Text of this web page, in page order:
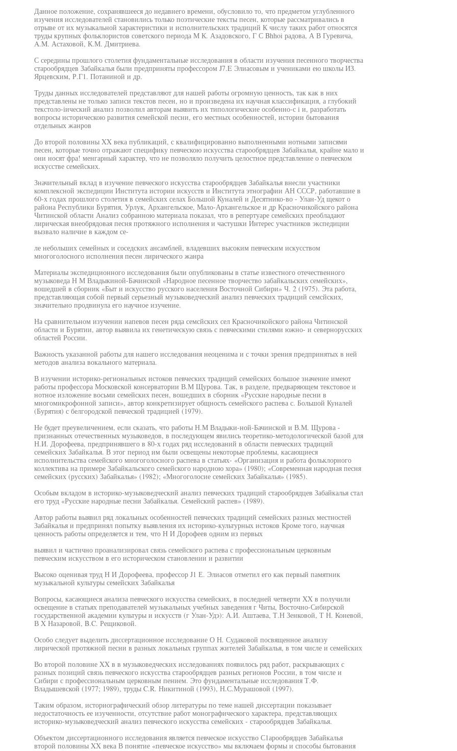
Данное положение, сохранявшееся до недавнего времени, обусловило то, что предметом углубленного
изучения исследователей становились только поэтические тексты песен, которые рассматривались в
отрыве от их музыкальной характеристики и исполнительских традиций К числу таких работ относятся
труды крупных фольклористов советского периода М К. Азадовского, Г С Bhhoi радова, А В Гуревича,
A.M. Астаховой, К.М. Дмитриева.
С середины прошлого столетия фундаментальные исследования в области изучения песенного творчества
старообрядцев Забайкалья были предприняты профессором J7.E Элиасовым и учениками ею школы ИЗ.
Ярцевским, Р.Г1. Потаниной и др.
Труды данных исследователей представляют для нашей работы огромную ценность, так как в них
представлены не только записи текстов песен, но и произведена их научная классификация, а глубокий
текстоло-iический анализ позволил авторам выявить их типологические особенно-с i и, разработать
вопросы историческою развития семейской песни, его местных особенностей, истории бытования
отдельных жанров
До второй половины XX века публикаций, с квалифицированно выполненными нотными записями
песен, которые точно отражают специфику певческою искусства старообрядцев Забайкалья, крайне мало и
они носят фра! менгарный характер, что не позволяло получить целостное представление о певческом
искусстве семейских.
Значительный вклад в изучение певческого искусства старообрядцев Забайкалья внесли участники
комплексной экспедиции Института истории искусств и Института этнографии АН СССР, работавшие в
60-х годах прошлого столетия в семейских селах Большой Куналей и Десятнико-во - Улан-Уд щекот о
района Республики Бурятия, Урлук, Архангельское, Мало-Архангельское и др Красночикойского района
Читинской области Анализ собранною материала показал, что в репертуаре семейских преобладают
лирическая внеобрядовая песня протяжного исполнения и частушки Интерес участников экспедиции
вызвало наличие в каждом се-
ле небольших семейных и соседских ансамблей, владевших высоким певческим искусством
многоголосного исполнения песен лирического жанра
Материалы экспедиционного исследования были опубликованы в статье известного отечественного
музыковеда Н М Владыкиной-Бачинской «Народное песенное творчество забайкальских семейских»,
вошедшей в сборник «Быт и искусство русского населения Восточной Сибири» Ч. 2 (1975). Эта работа,
представляющая собой первый серьезный музыковедческий анализ певческих традиций семсйских,
значительно продвинула его научное изучение.
На сравнительном изучении напевов песен ряда семсйских сел Красночикойского района Читинской
области и Бурятии, автор выявила их генетическую связь с певческими стилями южно- и севернорусских
областей России.
Важность указанной работы для нашего исследования неоценима и с точки зрения предпринятых в ней
методов анализа вокального материала.
В изучении историко-региональных истоков певческих традиций семейских большое значение имеют
работы профессора Московской консерватории В.М Щурова. Так, в разделе, предваряющем текстовое и
нотное изложение восьми семейских песен, вошедших в сборник «Русские народные песни в
многомикрофонной записи», автор конкретизирует общность семейского распева с. Большой Куналей
(Бурятия) с белгородской певческой традицией (1979).
Не будет преувеличением, если сказать, что работы Н.М Владыки-ной-Бачинской и В.М. Щурова -
признанных отечественных музыковедов, в последующем явились теоретико-методологической базой для
Н.И. Дорофеева, предпринявшего в 80-х годах ряд исследований в области певческих традиций
семейских Забайкалья. В этог период им были освещены некоторые проблемы, касающиеся
исполнительства семейского многоголосного распева в статьях- «Организация и работа фольклорного
коллектива на примере Забайкальского семейского народною хора» (1980); «Современная народная песня
семейских (русских) Забайкалья» (1982); «Многоголосие семейских Забайкалья» (1985).
Особым вкладом в историко-музыковедческий анализ певческих традиций старообрядцев Забайкалья стал
его труд «Русские народные песни Забайкалья. Семейский распев» (1989).
Автор работы выявил ряд локальных особенностей певческих традиций семейских разных местностей
Забайкалья и предпринял попытку выявления их историко-культурных истоков Кроме того, научная
ценность работы определяется и тем, что Н И Дорофеев одним из первых
выявил и частично проанализировал связь семейского распева с профессиональным церковным
певческим искусством в его историческом становлении и развитии
Высоко оценивая труд Н И Дорофеева, профессор J1 Е. Элиасов отметил его как первый памятник
музыкальной культуры семейских Забайкалья
Вопросы, касающиеся анализа певческого искусства семейских, в последней четверти XX в получили
освещение в статьях преподавателей музыкальных учебных заведения г Читы, Восточно-Сибирской
государственной академии культуры и искусств (г Улан-Удэ): А.И. Аштаева, Т.Н Зенковой, Т Н. Коневой,
В X Назаровой, B.C. Рещиковой.
Особо следует выделить диссертационное исследование О Н. Судаковой посвященное анализу
лирической протяжной песни в разных локальных группах жителей Забайкалья, в том числе и семейских
Во второй половине XX в в музыковедческих исследованиях появилось ряд работ, раскрывающих с
разных позиций связь певческого искусства старообрядцев разных регионов России, в том числе и
Сибири с профессиональным церковным пением. Это фундаментальные исследования Т.Ф.
Владышевской (1977; 1989), труды C.R. Никитиной (1993), Н.С.Мурашовой (1997).
Таким образом, историографический обзор литературы по теме нашей диссертации показывает
недостаточность ее изученности, отсутствие работ монографического характера, представляющих
историко-музыковедческий анализ певческого искусства семейских - старообрядцев Забайкалья.
Объектом диссертационного исследования является певческое искусство С1арообрядцев Забайкалья
второй половины XX века В понятие «певческое искусство» мы включаем формы и способы бытования